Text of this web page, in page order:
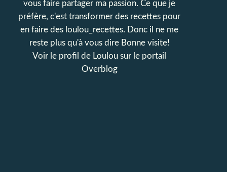
vous faire partager ma passion. Ce que je
préfère, c'est transformer des recettes pour
en faire des loulou_recettes. Donc il ne me
reste plus qu'à vous dire Bonne visite!
Voir le profil de Loulou sur le portail
Overblog